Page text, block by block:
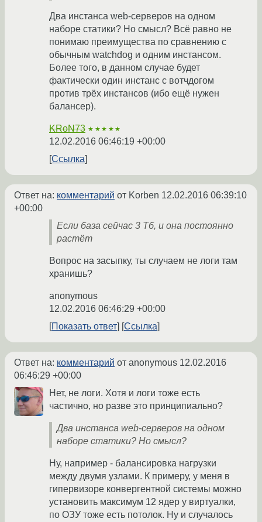
Два инстанса web-серверов на одном
наборе статики? Но смысл? Всё равно не
понимаю преимущества по сравнению с
обычным watchdog и одним инстансом.
Более того, в данном случае будет
фактически один инстанс с вотчдогом
против трёх инстансов (ибо ещё нужен
балансер).
KRoN73 ★★★★★
12.02.2016 06:46:19 +00:00
Ссылка
Ответ на: комментарий от Korben 12.02.2016 06:39:10
+00:00
Если база сейчас 3 Тб, и она постоянно
растёт
Вопрос на засыпку, ты случаем не логи там
хранишь?
anonymous
12.02.2016 06:46:29 +00:00
Показать ответ
Ссылка
Ответ на: комментарий от anonymous 12.02.2016
06:46:29 +00:00
Нет, не логи. Хотя и логи тоже есть
частично, но разве это принципиально?
Два инстанса web-серверов на одном
наборе статики? Но смысл?
Ну, например - балансировка нагрузки
между двумя узлами. К примеру, у меня в
гипервизоре конвергентной системы можно
установить максимум 12 ядер у виртуалки,
по ОЗУ тоже есть потолок. Ну и случалось